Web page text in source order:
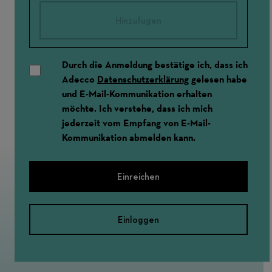
Durch die Anmeldung bestätige ich, dass ich
Adecco Datenschutzerklärung gelesen habe
und E-Mail-Kommunikation erhalten
möchte. Ich verstehe, dass ich mich
jederzeit vom Empfang von E-Mail-
Kommunikation abmelden kann.
Einreichen
Einloggen